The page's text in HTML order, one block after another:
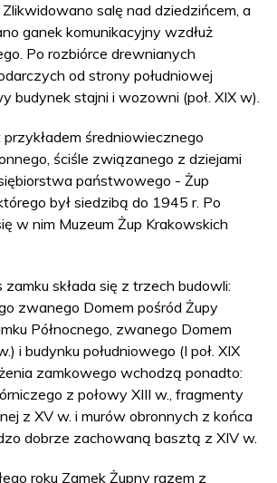
salę nad dziedzińcem, a
ganek komunikacyjny wzdłuż
Po rozbiórce drewnianych
od strony południowej
budynek stajni i wozowni (poł. XIX w).
średniowiecznego
ściśle związanego z dziejami
państwowego - Żup
był siedzibą do 1945 r. Po
w nim Muzeum Żup Krakowskich
zamku składa się z trzech budowli:
zwanego Domem pośród Żupy
Północnego, zwanego Domem
i budynku południowego (I poł. XIX
zamkowego wchodzą ponadto:
z połowy XIII w., fragmenty
z XV w. i murów obronnych z końca
dobrze zachowaną basztą z XIV w.
roku Zamek Żupny razem z